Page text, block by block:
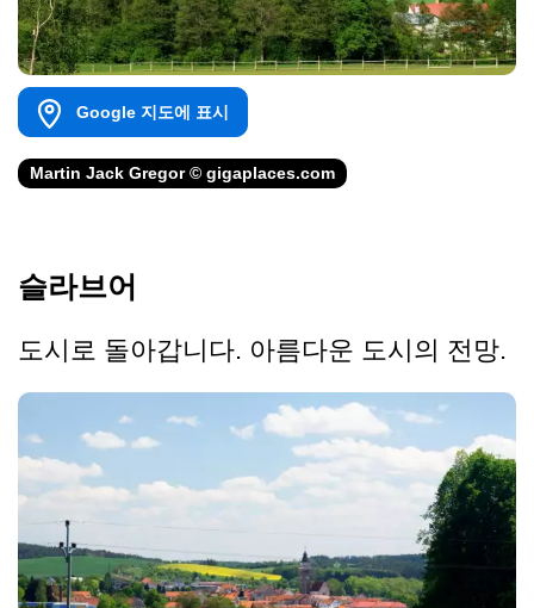
Google 지도에 표시
Martin Jack Gregor © gigaplaces.com
슬라브어
도시로 돌아갑니다. 아름다운 도시의 전망.